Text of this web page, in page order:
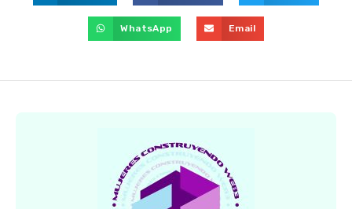
WhatsApp Email